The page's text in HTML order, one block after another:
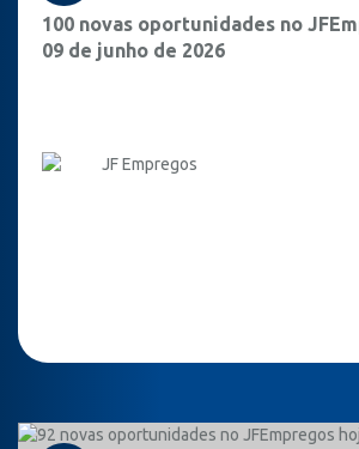
100 novas oportunidades no
09 de junho de 2026
JF Empregos